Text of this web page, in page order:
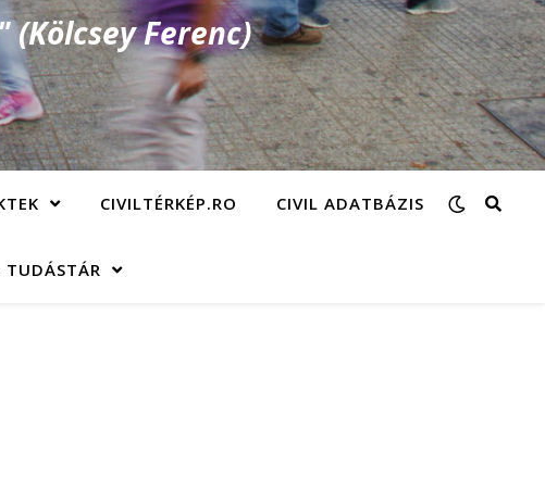
(Kölcsey Ferenc)
CIVILTÉRKÉP.RO CIVIL ADATBÁZIS
TUDÁSTÁR